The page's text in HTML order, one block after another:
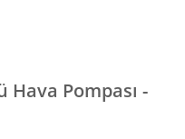
Hava Pompası -